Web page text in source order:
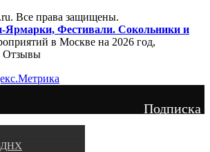
Все права защищены.
Фестивали. Сокольники и
в Москве на 2026 год,
Отзывы
Подписка